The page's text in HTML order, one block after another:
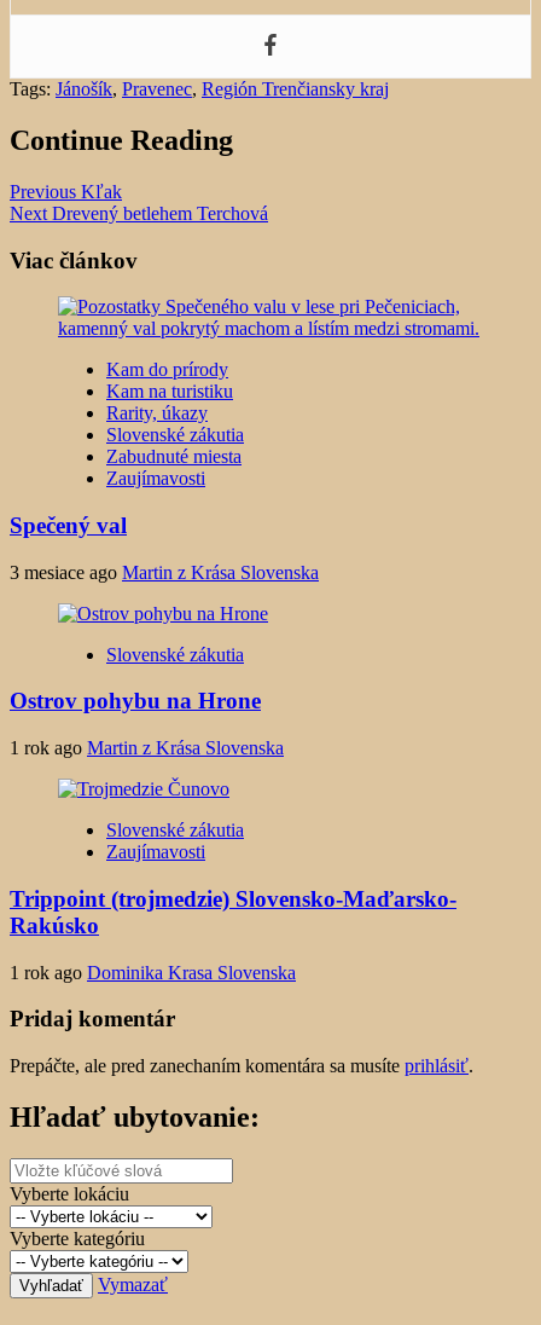
Tags: Jánošík, Pravenec, Región Trenčiansky kraj
Continue Reading
Previous Kľak
Next Drevený betlehem Terchová
Viac článkov
Kam do prírody
Kam na turistiku
Rarity, úkazy
Slovenské zákutia
Zabudnuté miesta
Zaujímavosti
Spečený val
3 mesiace ago Martin z Krása Slovenska
Slovenské zákutia
Ostrov pohybu na Hrone
1 rok ago Martin z Krása Slovenska
Slovenské zákutia
Zaujímavosti
Trippoint (trojmedzie) Slovensko-Maďarsko-
Rakúsko
1 rok ago Dominika Krasa Slovenska
Pridaj komentár
Prepáčte, ale pred zanechaním komentára sa musíte prihlásiť.
Hľadať ubytovanie:
Vyberte lokáciu
Vyberte kategóriu
Vyhľadať Vymazať